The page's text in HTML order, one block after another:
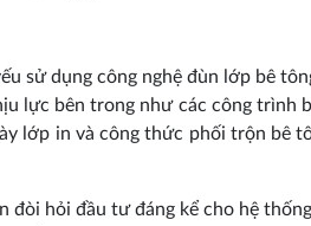
sử dụng công nghệ đùn lớp bê
lực bên trong như các công trình
lớp in và công thức phối trộn bê
hỏi đầu tư đáng kể cho hệ